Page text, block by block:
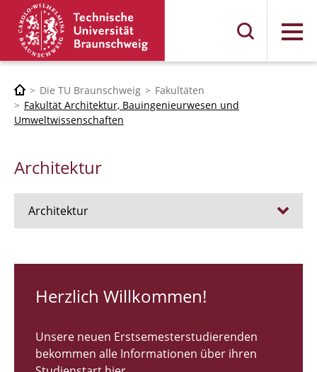
Menü
Die TU Braunschweig
Fakultäten
Fakultät Architektur, Bauingenieurwesen und
Umweltwissenschaften
Architektur
Architektur
RUNDGANG 26
Bachelor Architektur
Herzlich Willkommen!
Unsere neuen Erstsemesterstudierenden
bekommen alle Informationen über ihren